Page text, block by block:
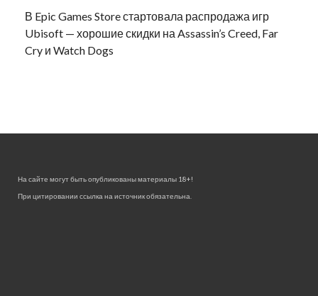
В Epic Games Store стартовала распродажа игр
Ubisoft — хорошие скидки на Assassin’s Creed, Far
Cry и Watch Dogs
На сайте могут быть опубликованы материалы 18+!
При цитировании ссылка на источник обязательна.